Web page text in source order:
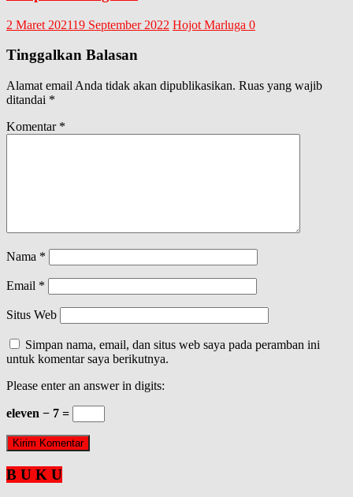
2 Maret 202119 September 2022 Hojot Marluga 0
Tinggalkan Balasan
Alamat email Anda tidak akan dipublikasikan. Ruas yang wajib
ditandai *
Komentar *
Nama *
Email *
Situs Web
Simpan nama, email, dan situs web saya pada peramban ini
untuk komentar saya berikutnya.
Please enter an answer in digits:
eleven − 7 =
B U K U